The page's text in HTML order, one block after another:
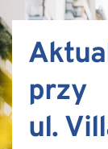
przy
ul.